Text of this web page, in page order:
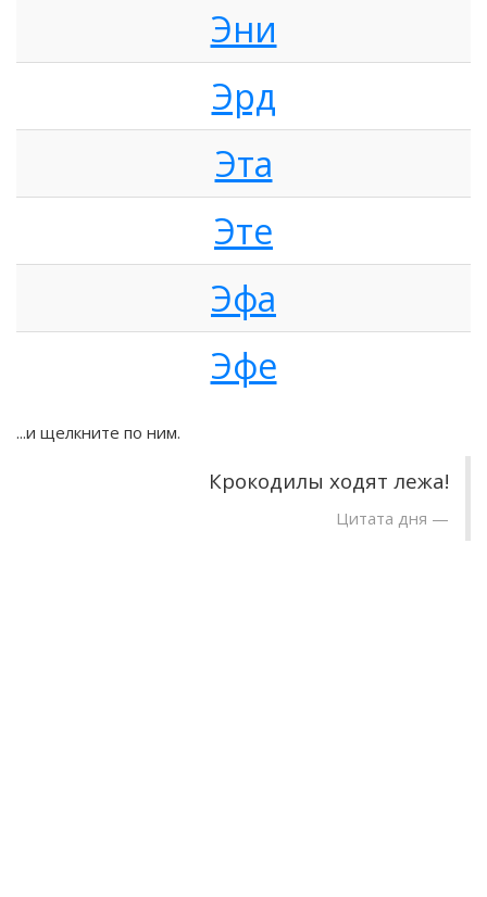
Эни
Эрд
Эта
Эте
Эфа
Эфе
...и щелкните по ним.
Крокодилы ходят лежа!
Цитата дня